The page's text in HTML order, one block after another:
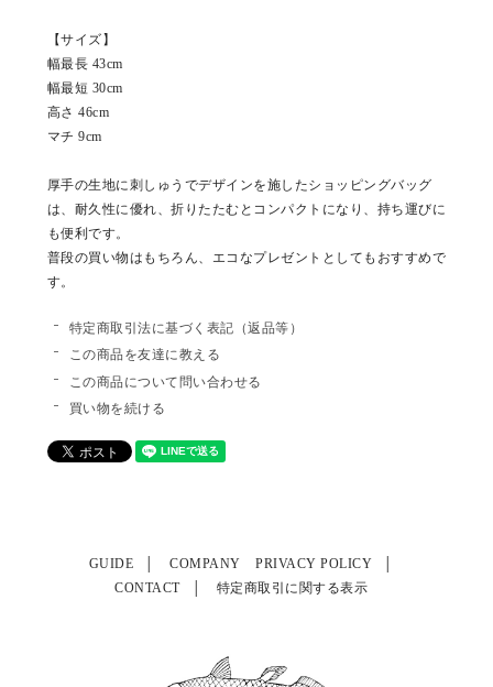
【サイズ】
幅最長 43cm
幅最短 30cm
高さ 46cm
マチ 9cm
厚手の生地に刺しゅうでデザインを施したショッピングバッグ
は、耐久性に優れ、折りたたむとコンパクトになり、持ち運びに
も便利です。
普段の買い物はもちろん、エコなプレゼントとしてもおすすめで
す。
特定商取引法に基づく表記（返品等）
この商品を友達に教える
この商品について問い合わせる
買い物を続ける
GUIDE COMPANY
PRIVACY POLICY
CONTACT
特定商取引に関する表示